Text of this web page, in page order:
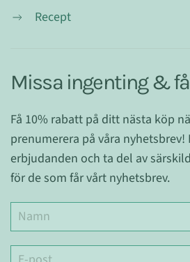
Recept
Missa ingenting & få
Få 10% rabatt på ditt nästa köp
prenumerera på våra
erbjudanden och ta del av
för de som får vårt nyhetsbrev.